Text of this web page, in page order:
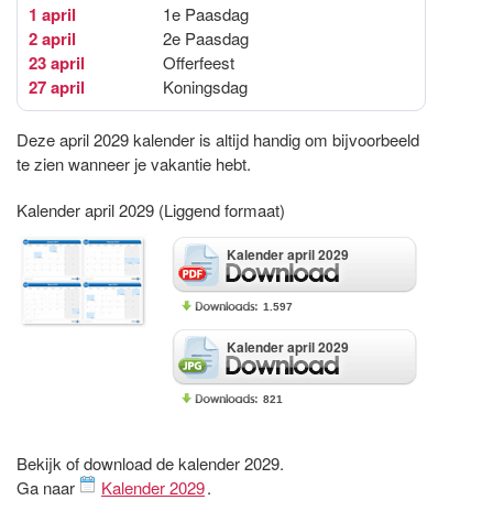
1 april 1e Paasdag
2 april 2e Paasdag
23 april Offerfeest
27 april Koningsdag
Deze april 2029 kalender is altijd handig om bijvoorbeeld
te zien wanneer je vakantie hebt.
Kalender april 2029 (Liggend formaat)
Kalender april 2029
1.597
Kalender april 2029
821
Bekijk of download de kalender 2029.
Ga naar
Kalender 2029.